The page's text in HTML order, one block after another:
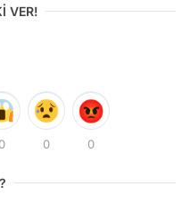
VER!
0 0 0